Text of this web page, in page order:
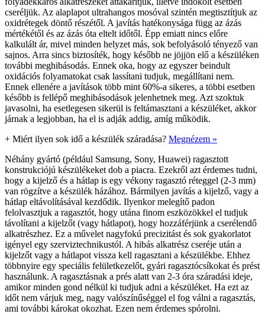
cseréljük. Az alaplapot ultrahangos mosóval szintén megtisztítjuk az
oxidrétegek döntő részétől. A javítás hatékonysága függ az ázás
mértékétől és az ázás óta eltelt időtől. Épp emiatt nincs előre
kalkulált ár, mivel minden helyzet más, sok befolyásoló tényező van
sajnos. Arra sincs biztosíték, hogy később ne jöjjön elő a készüléken
további meghibásodás. Ennek oka, hogy az egyszer beindult
oxidációs folyamatokat csak lassítani tudjuk, megállítani nem.
Ennek ellenére a javítások több mint 60%-a sikeres, a többi esetben
később is fellépő meghibásodások jelenhetnek meg. Azt szoktuk
javasolni, ha esetlegesen sikerül is feltámasztani a készüléket, akkor
járnak a legjobban, ha el is adják addig, amíg működik.
+ Miért ilyen sok idő a készülék száradása? Megnézem »
Néhány gyártó (például Samsung, Sony, Huawei) ragasztott
konstrukciójú készülékeket dob a piacra. Ezekről azt érdemes tudni,
hogy a kijelző és a hátlap is egy vékony ragasztó réteggel (2-3 mm)
van rögzítve a készülék házához. Bármilyen javítás a kijelző, vagy a
hátlap eltávolításával kezdődik. Ilyenkor melegítő padon
felolvasztjuk a ragasztót, hogy utána finom eszközökkel el tudjuk
távolítani a kijelzőt (vagy hátlapot), hogy hozzáférjünk a cserélendő
alkatrészhez. Ez a művelet nagyfokú precizitást és sok gyakorlatot
igényel egy szerviztechnikustól. A hibás alkatrész cseréje után a
kijelzőt vagy a hátlapot vissza kell ragasztani a készülékbe. Ehhez
többnyire egy speciális felületkezelőt, gyári ragasztócsíkokat és prést
használunk. A ragasztásnak a prés alatt van 2-3 óra száradási ideje,
amikor minden gond nélkül ki tudjuk adni a készüléket. Ha ezt az
időt nem várjuk meg, nagy valószínűséggel el fog válni a ragasztás,
ami további károkat okozhat. Ezen nem érdemes spórolni.